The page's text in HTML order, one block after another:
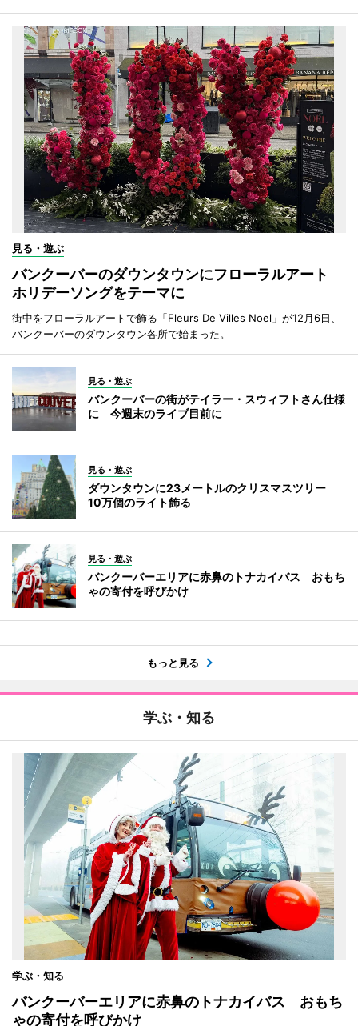
見る・遊ぶ
バンクーバーのダウンタウンにフローラルアート
ホリデーソングをテーマに
街中をフローラルアートで飾る「Fleurs De Villes Noel」が12月6日、
バンクーバーのダウンタウン各所で始まった。
見る・遊ぶ
バンクーバーの街がテイラー・スウィフトさん仕様
に 今週末のライブ目前に
見る・遊ぶ
ダウンタウンに23メートルのクリスマスツリー
10万個のライト飾る
見る・遊ぶ
バンクーバーエリアに赤鼻のトナカイバス おもち
ゃの寄付を呼びかけ
もっと見る
学ぶ・知る
学ぶ・知る
バンクーバーエリアに赤鼻のトナカイバス おもち
ゃの寄付を呼びかけ